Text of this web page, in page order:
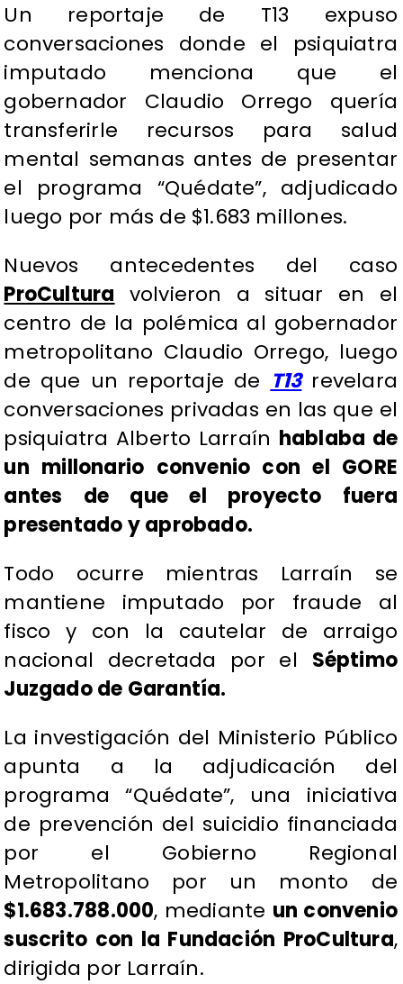
Un reportaje de T13 expuso
conversaciones donde el psiquiatra
imputado menciona que el
gobernador Claudio Orrego quería
transferirle recursos para salud
mental semanas antes de presentar
el programa “Quédate”, adjudicado
luego por más de $1.683 millones.
Nuevos antecedentes del caso
ProCultura volvieron a situar en el
centro de la polémica al gobernador
metropolitano Claudio Orrego, luego
de que un reportaje de T13revelara
conversaciones privadas en las que el
psiquiatra Alberto Larraín hablaba de
un millonario convenio con el GORE
antes de que el proyecto fuera
presentado y aprobado.
Todo ocurre mientras Larraín se
mantiene imputado por fraude al
fisco y con la cautelar de arraigo
nacional decretada por el Séptimo
Juzgado de Garantía.
La investigación del Ministerio Público
apunta a la adjudicación del
programa “Quédate”, una iniciativa
de prevención del suicidio financiada
por el Gobierno Regional
Metropolitano por un monto de
$1.683.788.000, mediante un convenio
suscrito con la Fundación ProCultura,
dirigida por Larraín.